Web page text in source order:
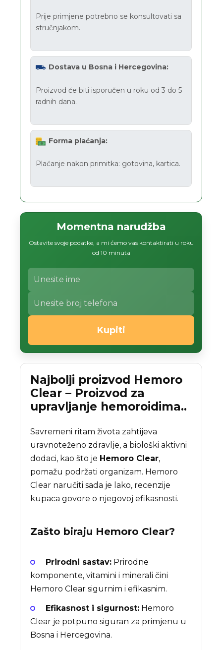
Prije primjene potrebno se konsultovati sa
stručnjakom.
Dostava u Bosna i Hercegovina:
Proizvod će biti isporučen u roku od 3 do 5
radnih dana.
Forma plaćanja:
Plaćanje nakon primitka: gotovina, kartica.
Momentna narudžba
Ostavite svoje podatke, a mi ćemo vas kontaktirati u roku
od 10 minuta
Kupiti
Najbolji proizvod Hemoro
Clear – Proizvod za
upravljanje hemoroidima..
Savremeni ritam života zahtijeva
uravnoteženo zdravlje, a biološki aktivni
dodaci, kao što je Hemoro Clear,
pomažu podržati organizam. Hemoro
Clear naručiti sada je lako, recenzije
kupaca govore o njegovoj efikasnosti.
Zašto biraju Hemoro Clear?
Prirodni sastav: Prirodne
komponente, vitamini i minerali čini
Hemoro Clear sigurnim i efikasnim.
Efikasnost i sigurnost: Hemoro
Clear je potpuno siguran za primjenu u
Bosna i Hercegovina.